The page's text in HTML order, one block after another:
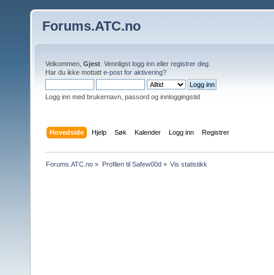
Forums.ATC.no
Velkommen, Gjest . Vennligst logg inn eller registrer deg
Har du ikke mottatt e-post for aktivering?
Logg inn med brukernavn, passord og innloggingstid
Hovedside Hjelp Søk Kalender Logg inn Registrer
Forums.ATC.no » Profilen til Safew00d» Vis statistikk